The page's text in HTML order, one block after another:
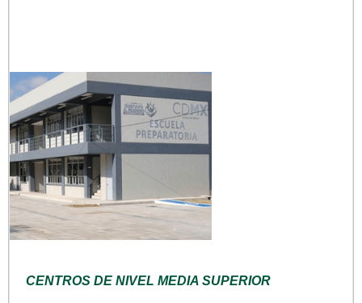
CENTROS DE NIVEL MEDIA SUPERIOR